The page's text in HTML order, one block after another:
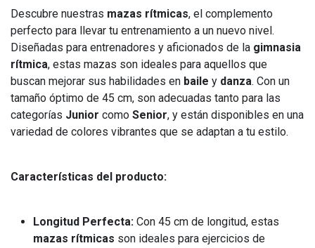
Descubre nuestras mazas rítmicas, el complemento
perfecto para llevar tu entrenamiento a un nuevo nivel.
Diseñadas para entrenadores y aficionados de la gimnasia
rítmica, estas mazas son ideales para aquellos que
buscan mejorar sus habilidades en baile y danza. Con un
tamaño óptimo de 45 cm, son adecuadas tanto para las
categorías Junior como Senior, y están disponibles en una
variedad de colores vibrantes que se adaptan a tu estilo.
Características del producto:
Longitud Perfecta: Con 45 cm de longitud, estas
mazas rítmicas son ideales para ejercicios de